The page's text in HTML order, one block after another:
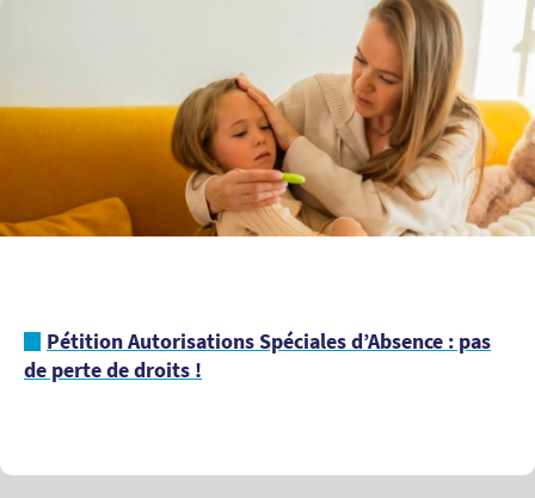
Pétition Autorisations Spéciales d’Absence : pas
de perte de droits !